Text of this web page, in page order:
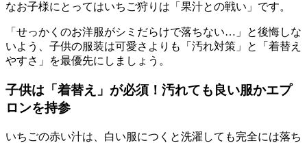
なお子様にとってはいちご狩りは「果汁との戦い」です。
「せっかくのお洋服がシミだらけで落ちない…」と後悔しな
いよう、子供の服装は可愛さよりも
「汚れ対策」と「着替え
やすさ」
を最優先にしましょう。
子供は「着替え」が必須！汚れても良い服かエプ
ロンを持参
いちごの赤い汁は、白い服につくと洗濯しても完全には落ち